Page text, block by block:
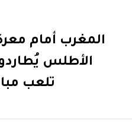
المغرب أمام
الأطلس
تلعب